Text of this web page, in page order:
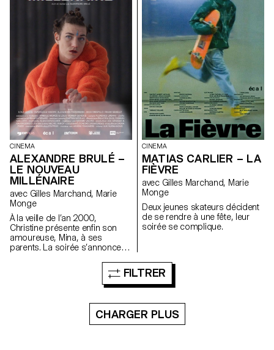
CINEMA
ALEXANDRE BRULÉ –
LE NOUVEAU
MILLÉNAIRE
avec Gilles Marchand, Marie
Monge
À la veille de l’an 2000,
Christine présente enfin son
amoureuse, Mina, à ses
parents. La soirée s’annonce
CINEMA
MATIAS CARLIER – LA
FIÈVRE
avec Gilles Marchand, Marie
Monge
Deux jeunes skateurs décident
de se rendre à une fête, leur
soirée se complique.
FILTRER
CHARGER PLUS